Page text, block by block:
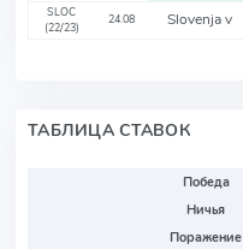
SLOC
(22/23)
24.08 Slovenja v
ТАБЛИЦА СТАВОК
Победа
Ничья
Поражение